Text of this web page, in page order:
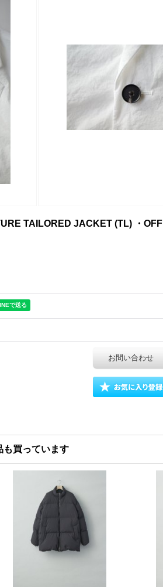
TAILORED JACKET (TL) ・OFF
お問い合わせ
も買っています